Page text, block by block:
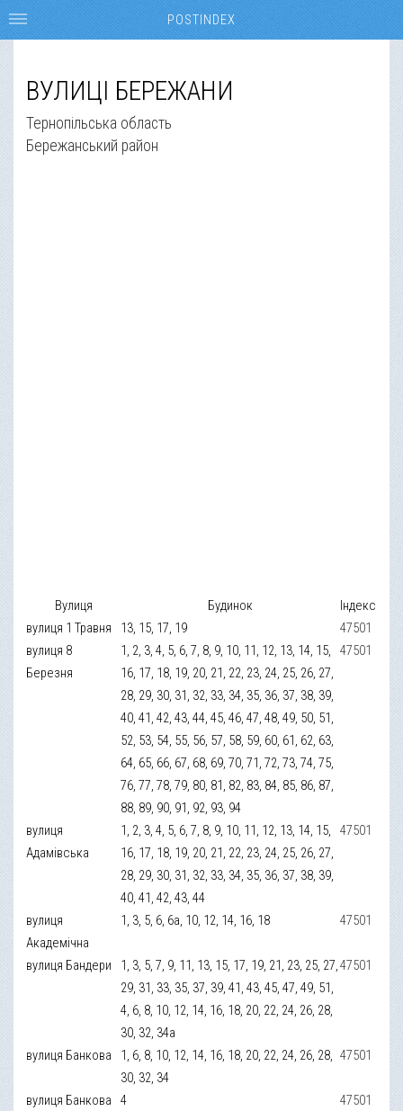
ВУЛИЦІ БЕРЕЖАНИ
Тернопільська область
Бережанський район
Вулиця Будинок
Індекс
вулиця 1 Травня
13, 15, 17, 19
47501
вулиця 8
Березня
1, 2, 3, 4, 5, 6, 7, 8, 9, 10, 11, 12, 13, 14, 15,
16, 17, 18, 19, 20, 21, 22, 23, 24, 25, 26, 27,
28, 29, 30, 31, 32, 33, 34, 35, 36, 37, 38, 39,
40, 41, 42, 43, 44, 45, 46, 47, 48, 49, 50, 51,
52, 53, 54, 55, 56, 57, 58, 59, 60, 61, 62, 63,
64, 65, 66, 67, 68, 69, 70, 71, 72, 73, 74, 75,
76, 77, 78, 79, 80, 81, 82, 83, 84, 85, 86, 87,
88, 89, 90, 91, 92, 93, 94
47501
вулиця
Адамівська
1, 2, 3, 4, 5, 6, 7, 8, 9, 10, 11, 12, 13, 14, 15,
16, 17, 18, 19, 20, 21, 22, 23, 24, 25, 26, 27,
28, 29, 30, 31, 32, 33, 34, 35, 36, 37, 38, 39,
40, 41, 42, 43, 44
47501
вулиця
Академічна
1, 3, 5, 6, 6а, 10, 12, 14, 16, 18 47501
вулиця Бандери
1, 3, 5, 7, 9, 11, 13, 15, 17, 19, 21, 23, 25, 27,
29, 31, 33, 35, 37, 39, 41, 43, 45, 47, 49, 51,
4, 6, 8, 10, 12, 14, 16, 18, 20, 22, 24, 26, 28,
30, 32, 34а
47501
вулиця Банкова
1, 6, 8, 10, 12, 14, 16, 18, 20, 22, 24, 26, 28,
30, 32, 34
47501
вулиця Банкова 4
47501
POSTINDEX